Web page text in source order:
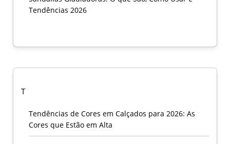
Tendências 2026
T
Tendências de Cores em Calçados para 2026: As
Cores que Estão em Alta